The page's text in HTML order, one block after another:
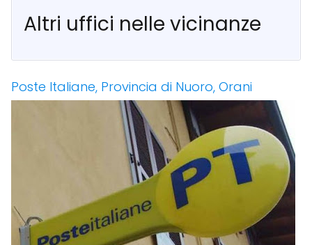
Altri uffici nelle vicinanze
Poste Italiane, Provincia di Nuoro, Orani